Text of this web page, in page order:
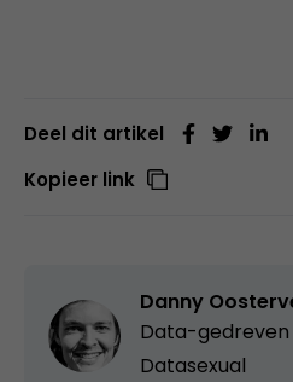
Deel dit artikel
Kopieer link
Danny
Data-
Datasexual